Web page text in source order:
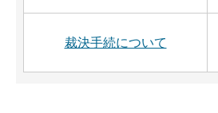
裁決手続について